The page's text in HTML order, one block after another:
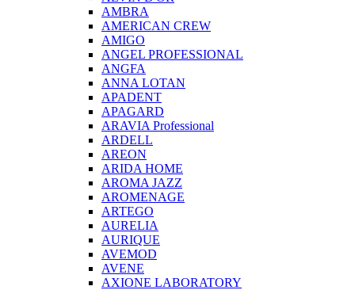
AMBRA
AMERICAN CREW
AMIGO
ANGEL PROFESSIONAL
ANGFA
ANNA LOTAN
APADENT
APAGARD
ARAVIA Professional
ARDELL
AREON
ARIDA HOME
AROMA JAZZ
AROMENAGE
ARTEGO
AURELIA
AURIQUE
AVEMOD
AVENE
AXIONE LABORATORY